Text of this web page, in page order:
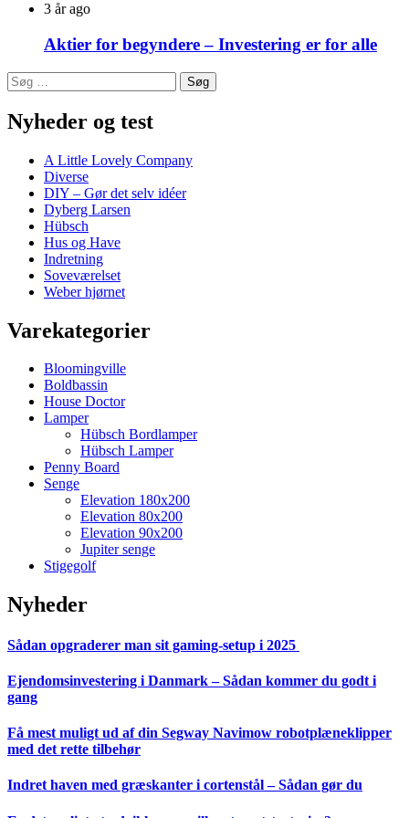
3 år ago
Aktier for begyndere – Investering er for alle
Søg
efter:
Nyheder og test
A Little Lovely Company
Diverse
DIY – Gør det selv idéer
Dyberg Larsen
Hübsch
Hus og Have
Indretning
Soveværelset
Weber hjørnet
Varekategorier
Bloomingville
Boldbassin
House Doctor
Lamper
Hübsch Bordlamper
Hübsch Lamper
Penny Board
Senge
Elevation 180x200
Elevation 80x200
Elevation 90x200
Jupiter senge
Stigegolf
Nyheder
Sådan opgraderer man sit gaming-setup i 2025
Ejendomsinvestering i Danmark – Sådan kommer du godt i
gang
Få mest muligt ud af din Segway Navimow robotplæneklipper
med det rette tilbehør
Indret haven med græskanter i cortenstål – Sådan gør du